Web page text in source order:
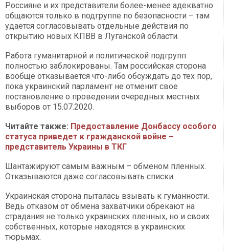
Россияне и их представители более-менее адекватно
общаются только в подгруппе по безопасности – там
удается согласовывать отдельные действия по
открытию новых КПВВ в Луганской области.
Работа гуманитарной и политической подгрупп
полностью заблокированы. Там российская сторона
вообще отказывается что-либо обсуждать до тех пор,
пока украинский парламент не отменит свое
постановление о проведении очередных местных
выборов от 15.07.2020.
Читайте также: Предоставление Донбассу особого
статуса приведет к гражданской войне –
представитель Украины в ТКГ
Шантажируют самым важным – обменом пленных.
Отказываются даже согласовывать списки.
Украинская сторона пыталась взывать к гуманности.
Ведь отказом от обмена захватчики обрекают на
страдания не только украинских пленных, но и своих
собственных, которые находятся в украинских
тюрьмах.